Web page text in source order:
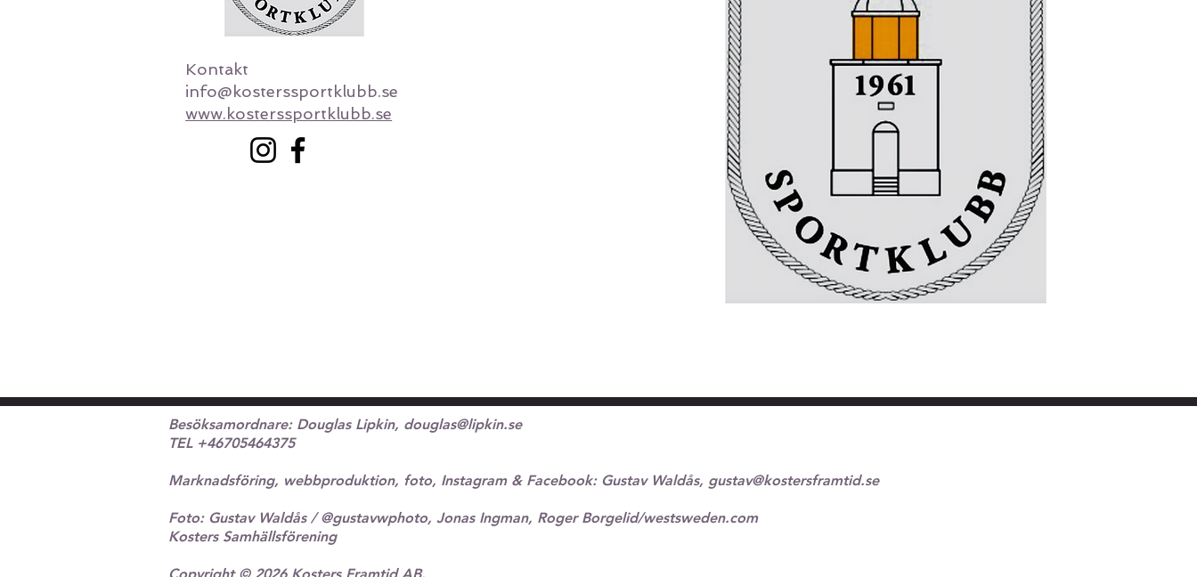
Kontakt
info@kosterssportklubb.se
www.kosterssportklubb.se
Besöksamordnare: Douglas Lipkin, douglas@lipkin.se
TEL +46705464375
Marknadsföring, webbproduktion, foto, Instagram & Facebook: Gustav Waldås, gustav@kostersframtid.se
Foto: Gustav Waldås / @gustavwphoto, Jonas Ingman, Roger Borgelid/westsweden.com
Kosters Samhällsförening